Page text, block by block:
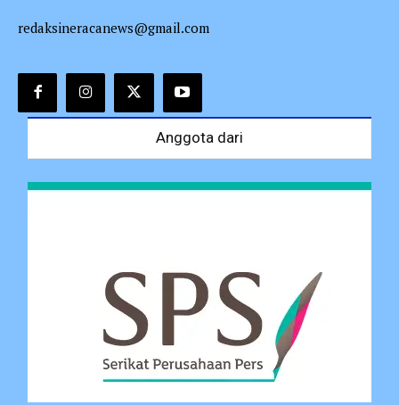
redaksineracanews@gmail.com
Anggota dari